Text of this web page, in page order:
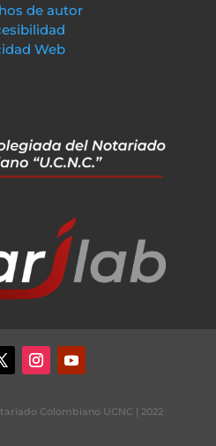
de autor
Web
Colombiano UCNC | 2022